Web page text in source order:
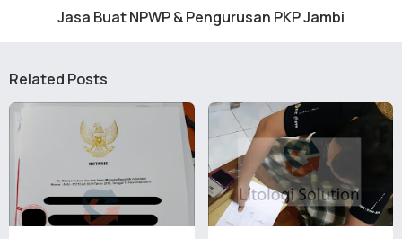
Jasa Buat NPWP & Pengurusan PKP Jambi
Related Posts